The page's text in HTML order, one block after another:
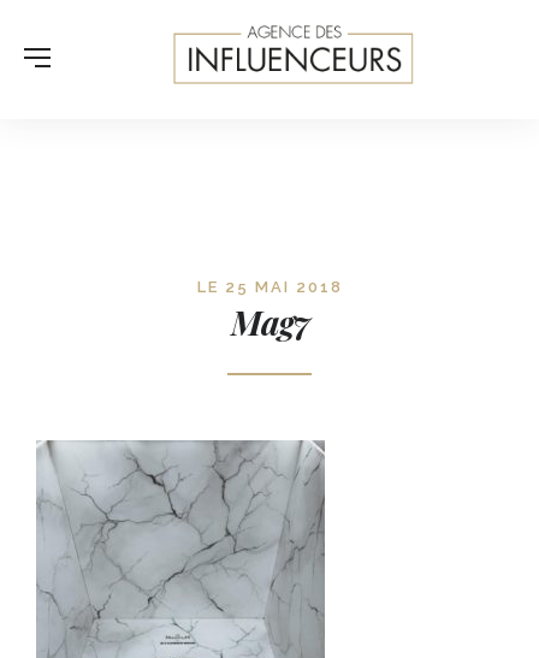
LE 25 MAI 2018
Mag7